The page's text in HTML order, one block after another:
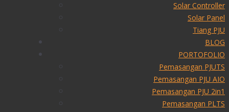
Solar Controller
Solar Panel
Tiang PJU
BLOG
PORTOFOLIO
Pemasangan PJUTS
Pemasangan PJU AIO
Pemasangan PJU 2in1
Pemasangan PLTS